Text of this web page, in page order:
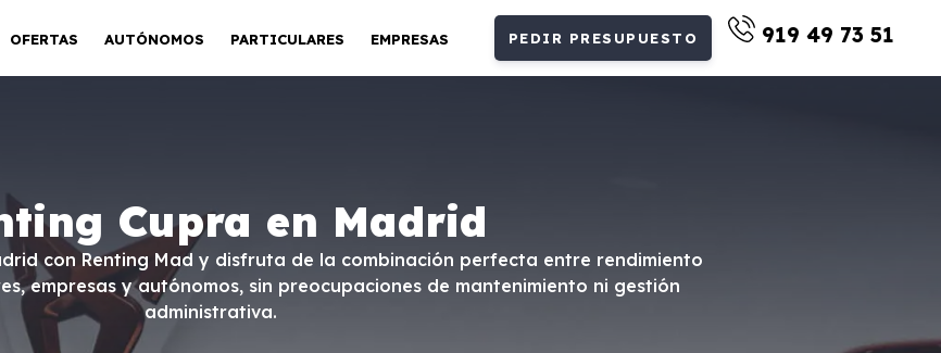
OFERTAS AUTÓNOMOS PARTICULARES EMPRESAS PEDIR PRESUPUESTO 919 49 73 51
Cupra en Madrid
con Renting Mad y disfruta de la combinación perfecta entre rendimiento
empresas y autónomos, sin preocupaciones de mantenimiento ni gestión
administrativa.